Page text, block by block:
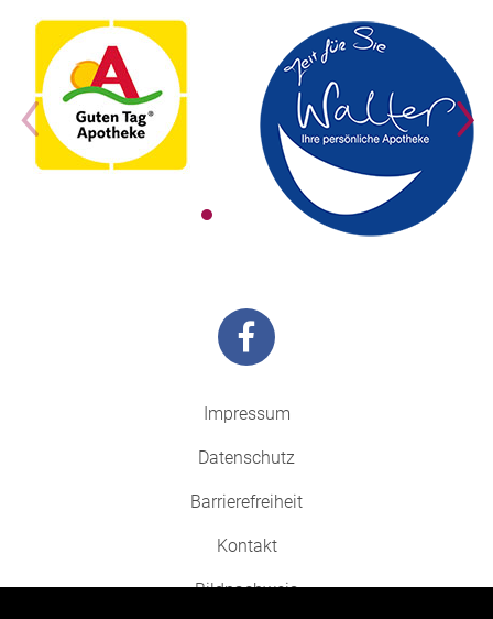
Impressum
Datenschutz
Barrierefreiheit
Kontakt
Bildnachweis